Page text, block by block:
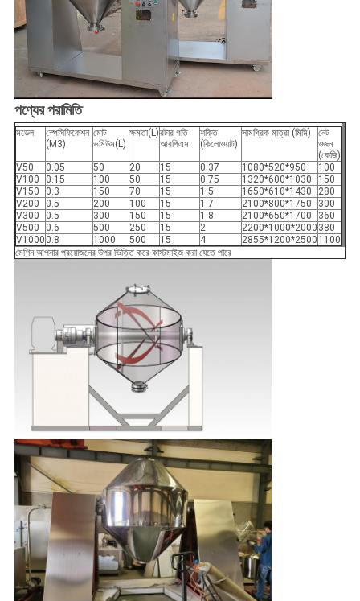
পণ্যের পরামিতি
মডেল
স্পেসিফিকেশন
(M3)
মোট
ভমিউম(L)
ক্ষমতা(L)রটার গতি
আরপিএম
শক্তি
(কিলোওয়াট)
সামগ্রিক মাত্রা (মিমি)
নেট
ওজন
(কেজি)
V50
0.05 50 20 15 0.37 1080*520*950
100
V100
0.15 100 50 15 0.75 1320*600*1030
150
V150
0.3 150 70 15 1.5 1650*610*1430
280
V200
0.5 200 100 15 1.7 2100*800*1750
300
V300
0.5 300 150 15 1.8 2100*650*1700
360
V500
0.6 500 250 15 2 2200*1000*2000 380
V1000 0.8 1000 500 15 4 2855*1200*2500 1100
মেশিন আপনার প্রয়োজনের উপর ভিত্তি করে কাস্টমাইজ করা যেতে পারে